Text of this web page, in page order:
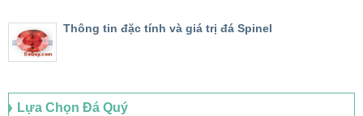
Thông tin đặc tính và giá trị đá Spinel
Lựa Chọn Đá Quý